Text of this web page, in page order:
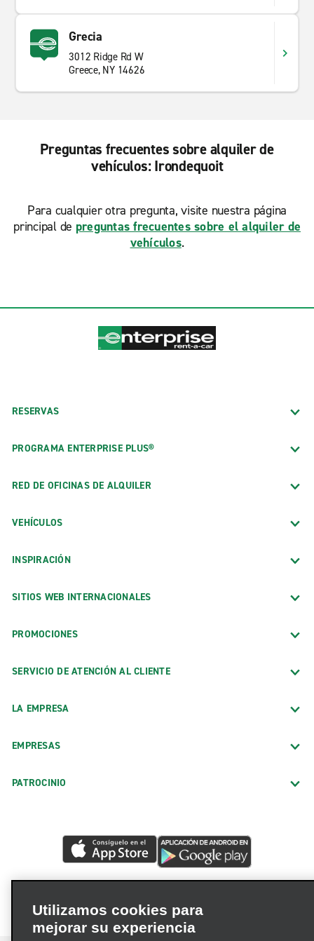
Grecia
3012 Ridge Rd W
Greece, NY 14626
Preguntas frecuentes sobre alquiler de
vehículos: Irondequoit
Para cualquier otra pregunta, visite nuestra página
principal de preguntas frecuentes sobre el alquiler de
vehículos.
RESERVAS
PROGRAMA ENTERPRISE PLUS®
RED DE OFICINAS DE ALQUILER
VEHÍCULOS
INSPIRACIÓN
SITIOS WEB INTERNACIONALES
PROMOCIONES
SERVICIO DE ATENCIÓN AL CLIENTE
LA EMPRESA
EMPRESAS
PATROCINIO
Utilizamos cookies para
mejorar su experiencia